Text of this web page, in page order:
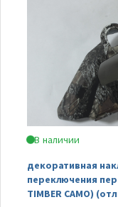
В наличии
декоративная
переключения
TIMBER CAMO)